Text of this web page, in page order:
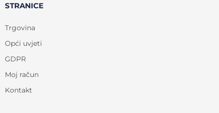
STRANICE
Trgovina
Opći uvjeti
GDPR
Moj račun
Kontakt